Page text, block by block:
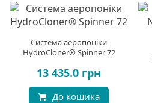
Система аеропоніки
HydroCloner® Spinner 72
13 435.0 грн
До кошика